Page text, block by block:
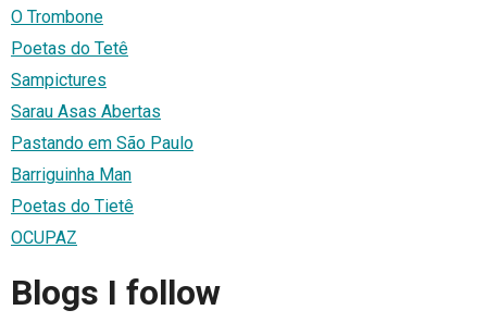
O Trombone
Poetas do Tetê
Sampictures
Sarau Asas Abertas
Pastando em São Paulo
Barriguinha Man
Poetas do Tietê
OCUPAZ
Blogs I follow